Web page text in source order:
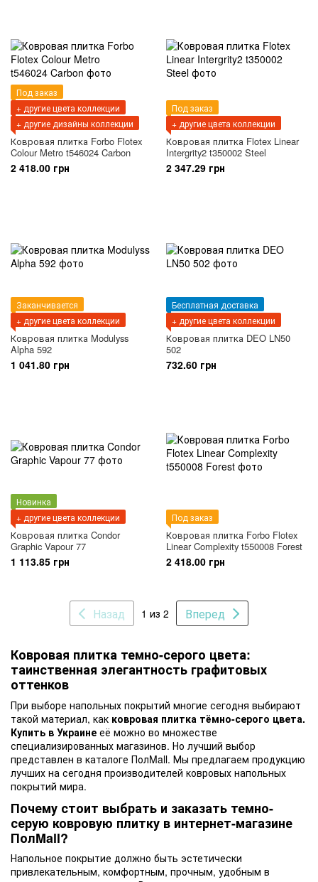
Под заказ
+ другие цвета коллекции
+ другие дизайны коллекции
Ковровая плитка Forbo Flotex
Colour Metro t546024 Carbon
2 418.00 грн
Под заказ
+ другие цвета коллекции
Ковровая плитка Flotex Linear
Intergrity2 t350002 Steel
2 347.29 грн
Заканчивается
+ другие цвета коллекции
Ковровая плитка Modulyss
Alpha 592
1 041.80 грн
Бесплатная доставка
+ другие цвета коллекции
Ковровая плитка DEO LN50
502
732.60 грн
Новинка
+ другие цвета коллекции
Ковровая плитка Condor
Graphic Vapour 77
1 113.85 грн
Под заказ
Ковровая плитка Forbo Flotex
Linear Complexity t550008 Forest
2 418.00 грн
Назад 1 из 2 Вперед
Ковровая плитка темно-серого цвета:
таинственная элегантность графитовых
оттенков
При выборе напольных покрытий многие сегодня выбирают
такой материал, как ковровая плитка тёмно-серого цвета.
Купить в Украине её можно во множестве
специализированных магазинов. Но лучший выбор
представлен в каталоге ПолMall. Мы предлагаем продукцию
лучших на сегодня производителей ковровых напольных
покрытий мира.
Почему стоит выбрать и заказать темно-
серую ковровую плитку в интернет-магазине
ПолMall?
Напольное покрытие должно быть эстетически
привлекательным, комфортным, прочным, удобным в